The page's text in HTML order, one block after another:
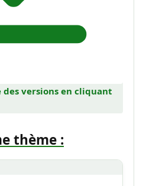
des versions en cliquant
thème :